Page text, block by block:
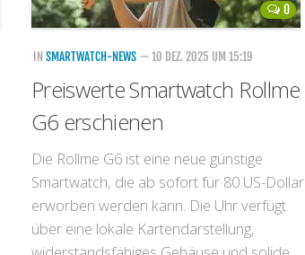
0
IN SMARTWATCH-NEWS — 10 DEZ. 2025 UM 15:19
Preiswerte Smartwatch Rollme
G6 erschienen
Die Rollme G6 ist eine neue günstige
Smartwatch, die ab sofort für 80 US-Dollar
erworben werden kann. Die Uhr verfügt
über eine lokale Kartendarstellung,